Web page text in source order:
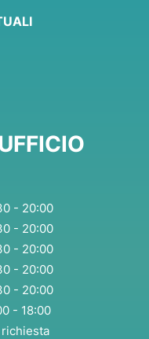
- 20:00
- 20:00
- 20:00
- 20:00
- 20:00
- 18:00
richiesta